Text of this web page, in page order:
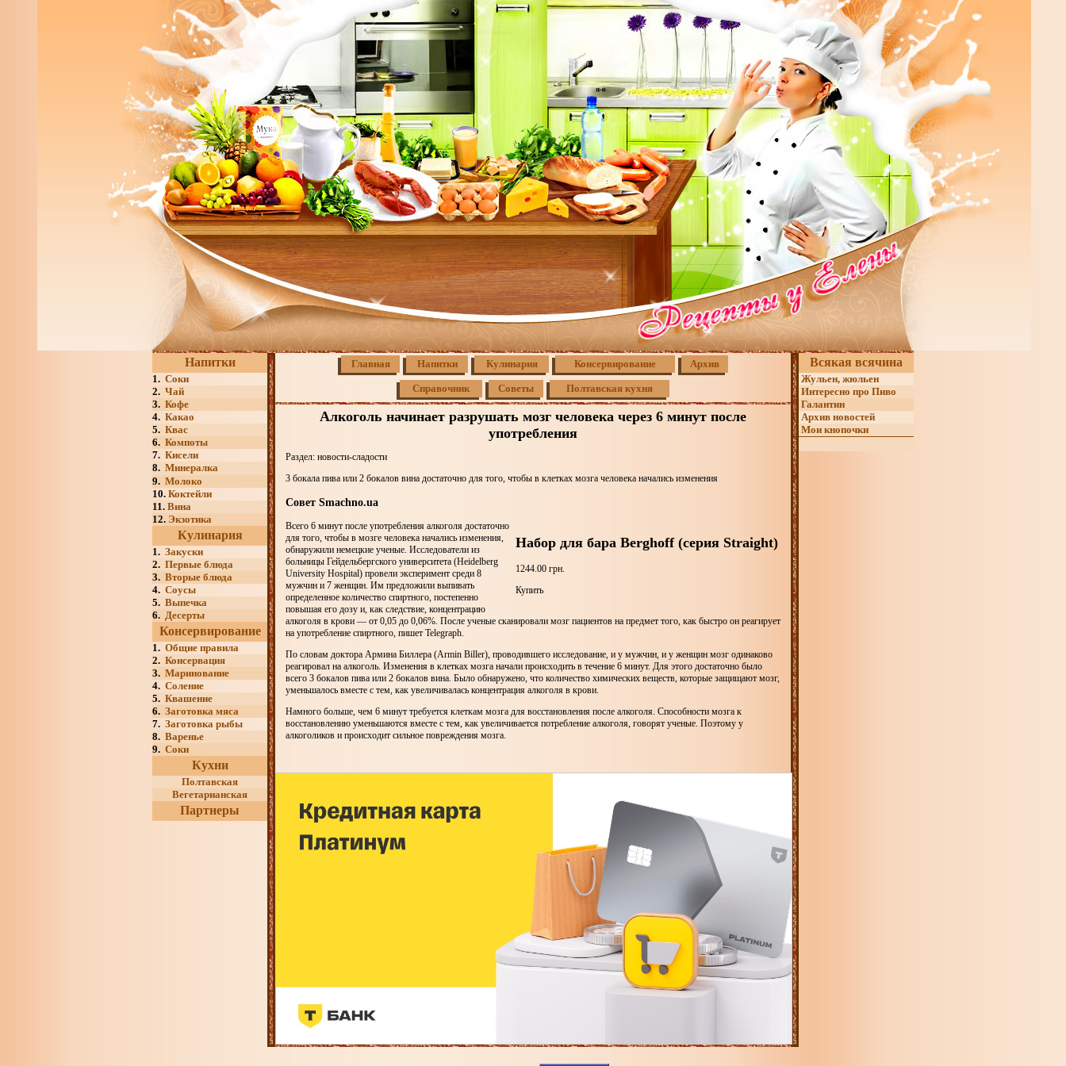
Напитки
1. Соки
2. Чай
3. Кофе
4. Какао
5. Квас
6. Компоты
7. Кисели
8. Минералка
9. Молоко
10. Коктейли
11. Вина
12. Экзотика
Кулинария
1. Закуски
2. Первые блюда
3. Вторые блюда
4. Соусы
5. Выпечка
6. Десерты
Консервирование
1. Общие правила
2. Консервация
3. Маринование
4. Соление
5. Квашение
6. Заготовка мяса
7. Заготовка рыбы
8. Варенье
9. Соки
Кухни
Полтавская
Вегетарианская
Партнеры
Главная Напитки Кулинария Консервирование Архив
Справочник Советы Полтавская кухня
Алкоголь начинает разрушать мозг человека через 6 минут после
употребления
Раздел: новости-сладости
3 бокала пива или 2 бокалов вина достаточно для того, чтобы в клетках мозга человека начались изменения
Совет Smachno.ua
Набор для бара Berghoff (серия Straight)
1244.00 грн.
Купить
Всего 6 минут после употребления алкоголя достаточно
для того, чтобы в мозге человека начались изменения,
обнаружили немецкие ученые. Исследователи из
больницы Гейдельбергского университета (Heidelberg
University Hospital) провели эксперимент среди 8
мужчин и 7 женщин. Им предложили выпивать
определенное количество спиртного, постепенно
повышая его дозу и, как следствие, концентрацию
алкоголя в крови — от 0,05 до 0,06%. После ученые сканировали мозг пациентов на предмет того, как быстро он реагирует
на употребление спиртного, пишет Telegraph.
По словам доктора Армина Биллера (Armin Biller), проводившего исследование, и у мужчин, и у женщин мозг одинаково
реагировал на алкоголь. Изменения в клетках мозга начали происходить в течение 6 минут. Для этого достаточно было
всего 3 бокалов пива или 2 бокалов вина. Было обнаружено, что количество химических веществ, которые защищают мозг,
уменьшалось вместе с тем, как увеличивалась концентрация алкоголя в крови.
Намного больше, чем 6 минут требуется клеткам мозга для восстановления после алкоголя. Способности мозга к
восстановлению уменьшаются вместе с тем, как увеличивается потребление алкоголя, говорят ученые. Поэтому у
алкоголиков и происходит сильное повреждения мозга.
Всякая всячина
Жульен, жюльен
Интересно про Пиво
Галантин
Архив новостей
Мои кнопочки